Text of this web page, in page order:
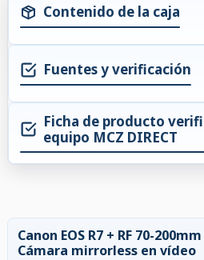
Contenido de la caja
Fuentes y verificación
Ficha de producto
equipo MCZ DIRECT
Canon EOS R7 + RF 70-
Cámara mirrorless en vídeo